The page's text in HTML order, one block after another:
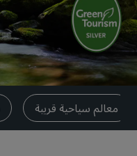
معالم سياحية قريبة